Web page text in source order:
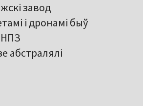
завод
і дронамі быў
НПЗ
абстралялі